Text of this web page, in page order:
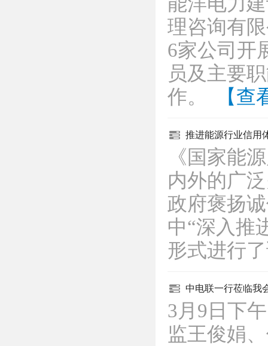
理咨询有
6家公司开
员及主要
作。
【查
推进能源行业信用
《国家能
内外的广
政府褒扬
中“深入推
形式进行
中电联一行莅临我
3月9日下
监王俊娟